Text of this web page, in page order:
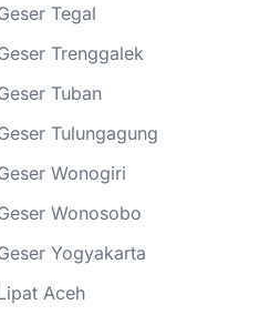
Tegal
Trenggalek
Tuban
Tulungagung
Wonogiri
Wonosobo
Yogyakarta
Aceh